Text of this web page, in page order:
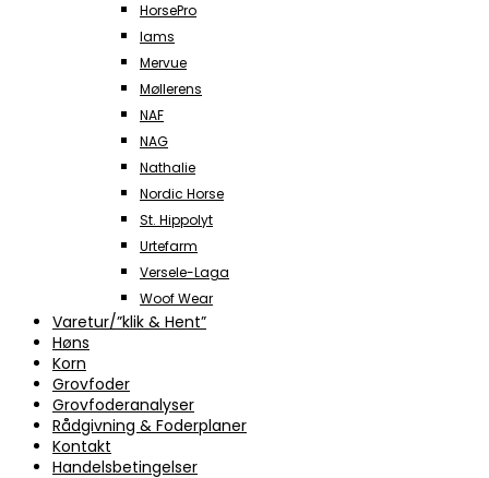
HorsePro
Iams
Mervue
Møllerens
NAF
NAG
Nathalie
Nordic Horse
St. Hippolyt
Urtefarm
Versele-Laga
Woof Wear
Varetur/”klik & Hent”
Høns
Korn
Grovfoder
Grovfoderanalyser
Rådgivning & Foderplaner
Kontakt
Handelsbetingelser